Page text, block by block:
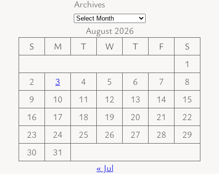
Archives
August 2026
S
M T W T F
S
1
2
3 4 5 6 7
8
9
10 11 12 13 14
15
16
17 18 19 20 21
22
23
24 25 26 27 28
29
30
31
« Jul